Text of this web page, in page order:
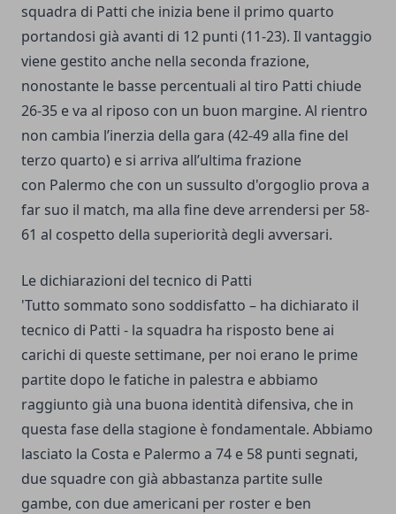
squadra di Patti che inizia bene il primo quarto
portandosi già avanti di 12 punti (11-23). Il vantaggio
viene gestito anche nella seconda frazione,
nonostante le basse percentuali al tiro Patti chiude
26-35 e va al riposo con un buon margine. Al rientro
non cambia l’inerzia della gara (42-49 alla fine del
terzo quarto) e si arriva all’ultima frazione
con Palermo che con un sussulto d'orgoglio prova a
far suo il match, ma alla fine deve arrendersi per 58-
61 al cospetto della superiorità degli avversari.
Le dichiarazioni del tecnico di Patti
'Tutto sommato sono soddisfatto – ha dichiarato il
tecnico di Patti - la squadra ha risposto bene ai
carichi di queste settimane, per noi erano le prime
partite dopo le fatiche in palestra e abbiamo
raggiunto già una buona identità difensiva, che in
questa fase della stagione è fondamentale. Abbiamo
lasciato la Costa e Palermo a 74 e 58 punti segnati,
due squadre con già abbastanza partite sulle
gambe, con due americani per roster e ben